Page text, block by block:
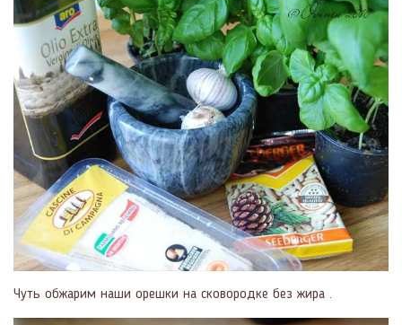
Чуть обжарим наши орешки на сковородке без жира .